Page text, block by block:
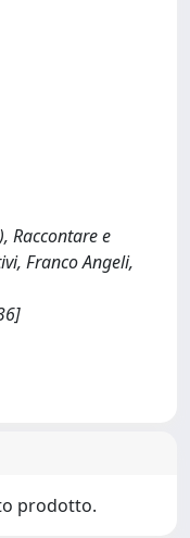
Raccontare e
Franco Angeli,
prodotto.